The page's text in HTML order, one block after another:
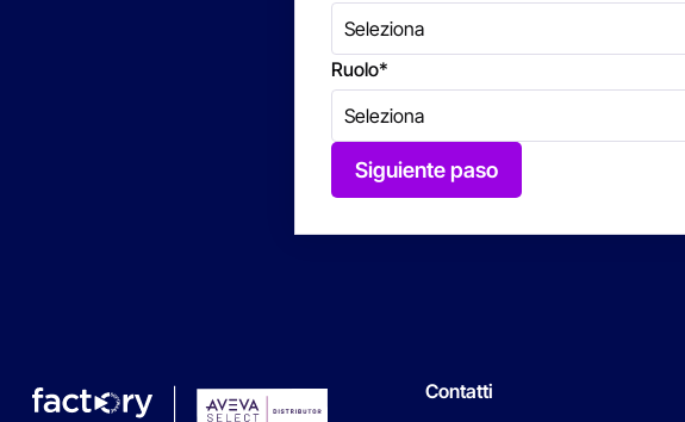
Ruolo*
Siguiente paso
Contatti